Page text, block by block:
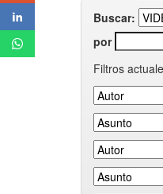
Buscar:
por
Filtros